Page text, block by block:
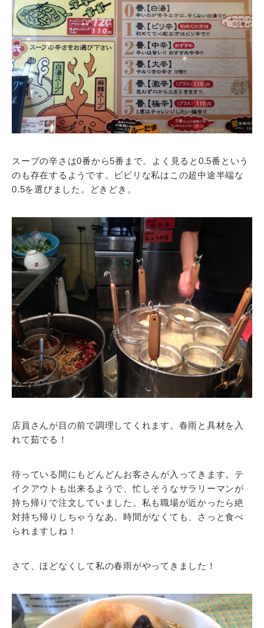
スープの辛さは0番から5番まで。よく見ると0.5番という
のも存在するようです。ビビリな私はこの超中途半端な
0.5を選びました。どきどき。
店員さんが目の前で調理してくれます。春雨と具材を入
れて茹でる！
待っている間にもどんどんお客さんが入ってきます。テ
イクアウトも出来るようで、忙しそうなサラリーマンが
持ち帰りで注文していました。私も職場が近かったら絶
対持ち帰りしちゃうなあ。時間がなくても、さっと食べ
られますしね！
さて、ほどなくして私の春雨がやってきました！